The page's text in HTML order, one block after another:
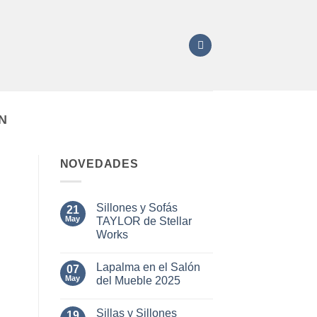
NOVEDADES
21
May
Sillones y Sofás
TAYLOR de Stellar
Works
comentarios
en
Sillones
TAYLOR
07
May
Lapalma en el Salón
del Mueble 2025
comentarios
Sillas y Sillones